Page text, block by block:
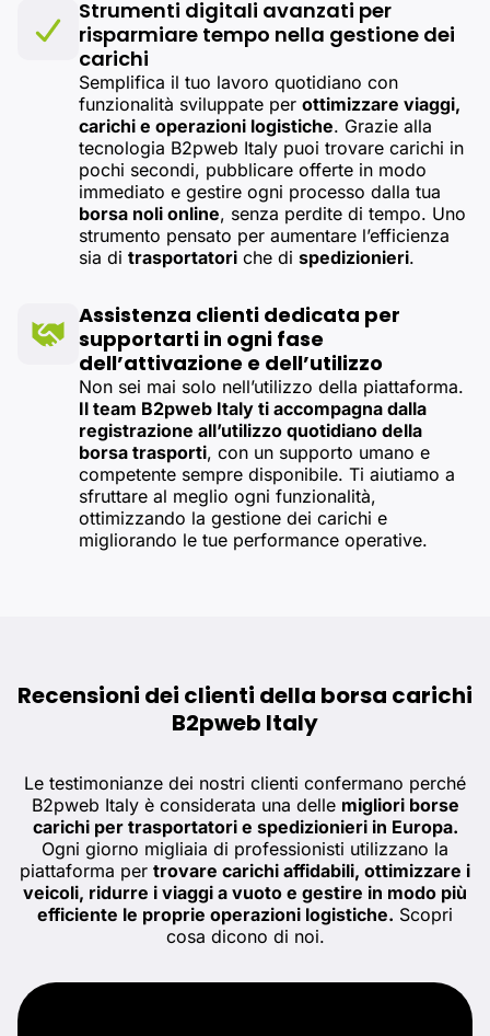
Strumenti digitali avanzati per
risparmiare tempo nella gestione dei
carichi
Semplifica il tuo lavoro quotidiano con
funzionalità sviluppate per ottimizzare viaggi,
carichi e operazioni logistiche. Grazie alla
tecnologia B2pweb Italy puoi trovare carichi in
pochi secondi, pubblicare offerte in modo
immediato e gestire ogni processo dalla tua
borsa noli online, senza perdite di tempo. Uno
strumento pensato per aumentare l’efficienza
sia di trasportatori che di spedizionieri.
Assistenza clienti dedicata per
supportarti in ogni fase
dell’attivazione e dell’utilizzo
Non sei mai solo nell’utilizzo della piattaforma.
Il team B2pweb Italy ti accompagna dalla
registrazione all’utilizzo quotidiano della
borsa trasporti, con un supporto umano e
competente sempre disponibile. Ti aiutiamo a
sfruttare al meglio ogni funzionalità,
ottimizzando la gestione dei carichi e
migliorando le tue performance operative.
Recensioni dei clienti della borsa carichi
B2pweb Italy
Le testimonianze dei nostri clienti confermano perché
B2pweb Italy è considerata una delle migliori borse
carichi per trasportatori e spedizionieri in Europa.
Ogni giorno migliaia di professionisti utilizzano la
piattaforma per trovare carichi affidabili, ottimizzare i
veicoli, ridurre i viaggi a vuoto e gestire in modo più
efficiente le proprie operazioni logistiche. Scopri
cosa dicono di noi.